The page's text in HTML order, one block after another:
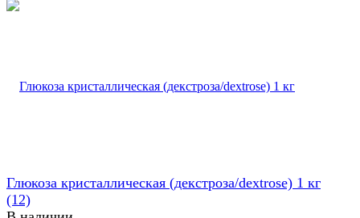
Глюкоза кристаллическая (декстроза/dextrose) 1 кг
(12)